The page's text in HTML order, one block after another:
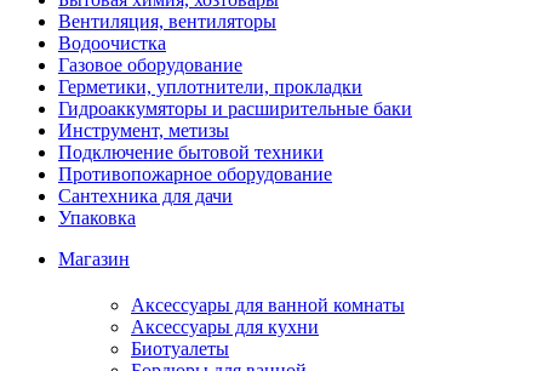
Вентиляция, вентиляторы
Водоочистка
Газовое оборудование
Герметики, уплотнители, прокладки
Гидроаккумяторы и расширительные баки
Инструмент, метизы
Подключение бытовой техники
Противопожарное оборудование
Сантехника для дачи
Упаковка
Магазин
Аксессуары для ванной комнаты
Аксессуары для кухни
Биотуалеты